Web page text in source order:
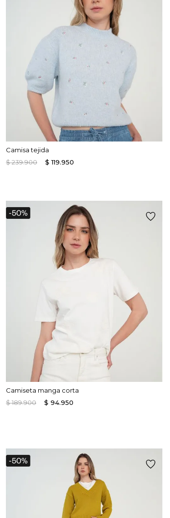
Enterizos
Enterizos
Camisa tejida
$239.900 $ 119.950
Camiseta manga corta
$189.900 $ 94.950